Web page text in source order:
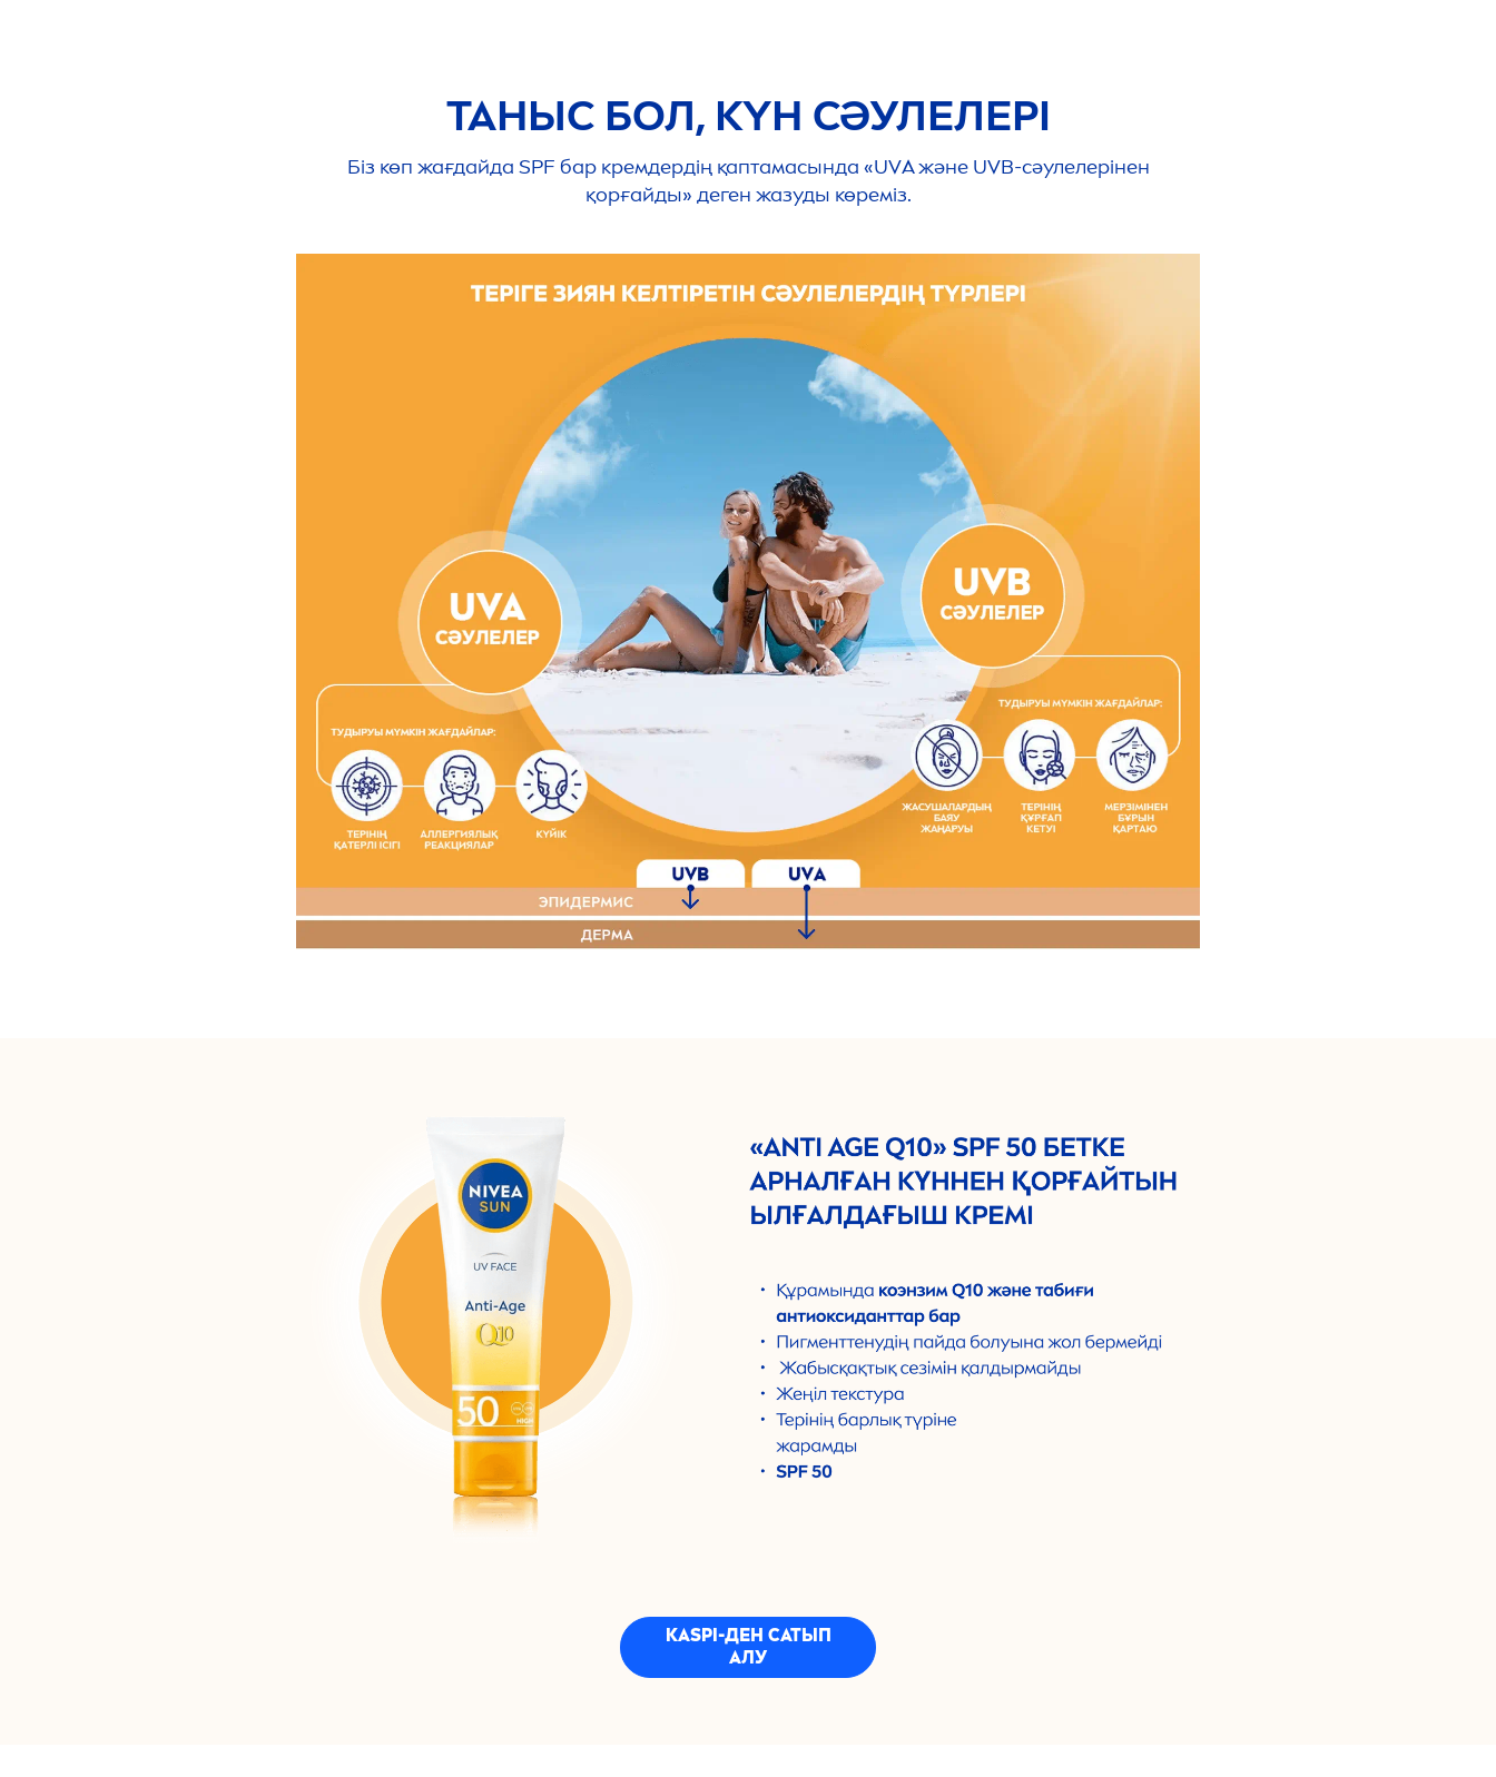
ТАНЫС БОЛ, КҮН СӘУЛЕЛЕРІ
Біз көп жағдайда SPF бар кремдердің қаптамасында «UVА және UVB-сәулелерінен
қорғайды» деген жазуды көреміз.
KASPI-ДЕН САТЫП
АЛУ